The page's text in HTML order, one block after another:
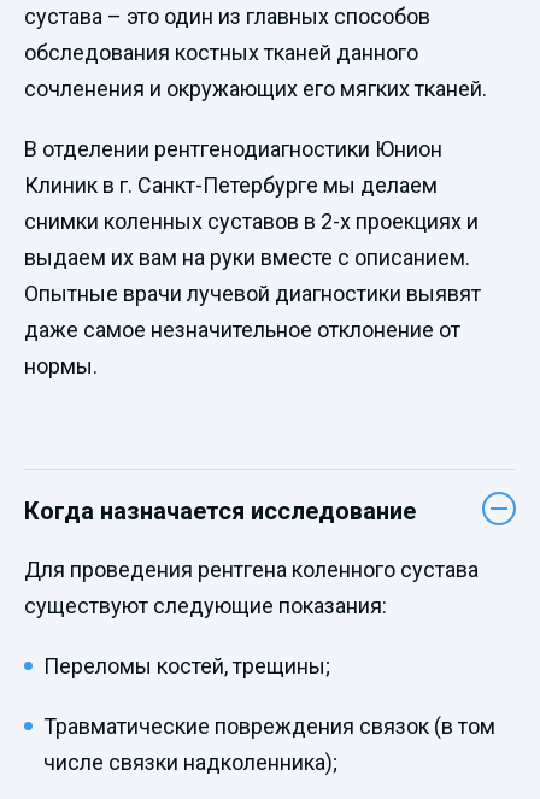
сустава – это один из главных способов
обследования костных тканей данного
сочленения и окружающих его мягких тканей.
В отделении рентгенодиагностики Юнион
Клиник в г. Санкт-Петербурге мы делаем
снимки коленных суставов в 2-х проекциях и
выдаем их вам на руки вместе с описанием.
Опытные врачи лучевой диагностики выявят
даже самое незначительное отклонение от
нормы.
Когда назначается исследование
Для проведения рентгена коленного сустава
существуют следующие показания:
Переломы костей, трещины;
Травматические повреждения связок (в том
числе связки надколенника);